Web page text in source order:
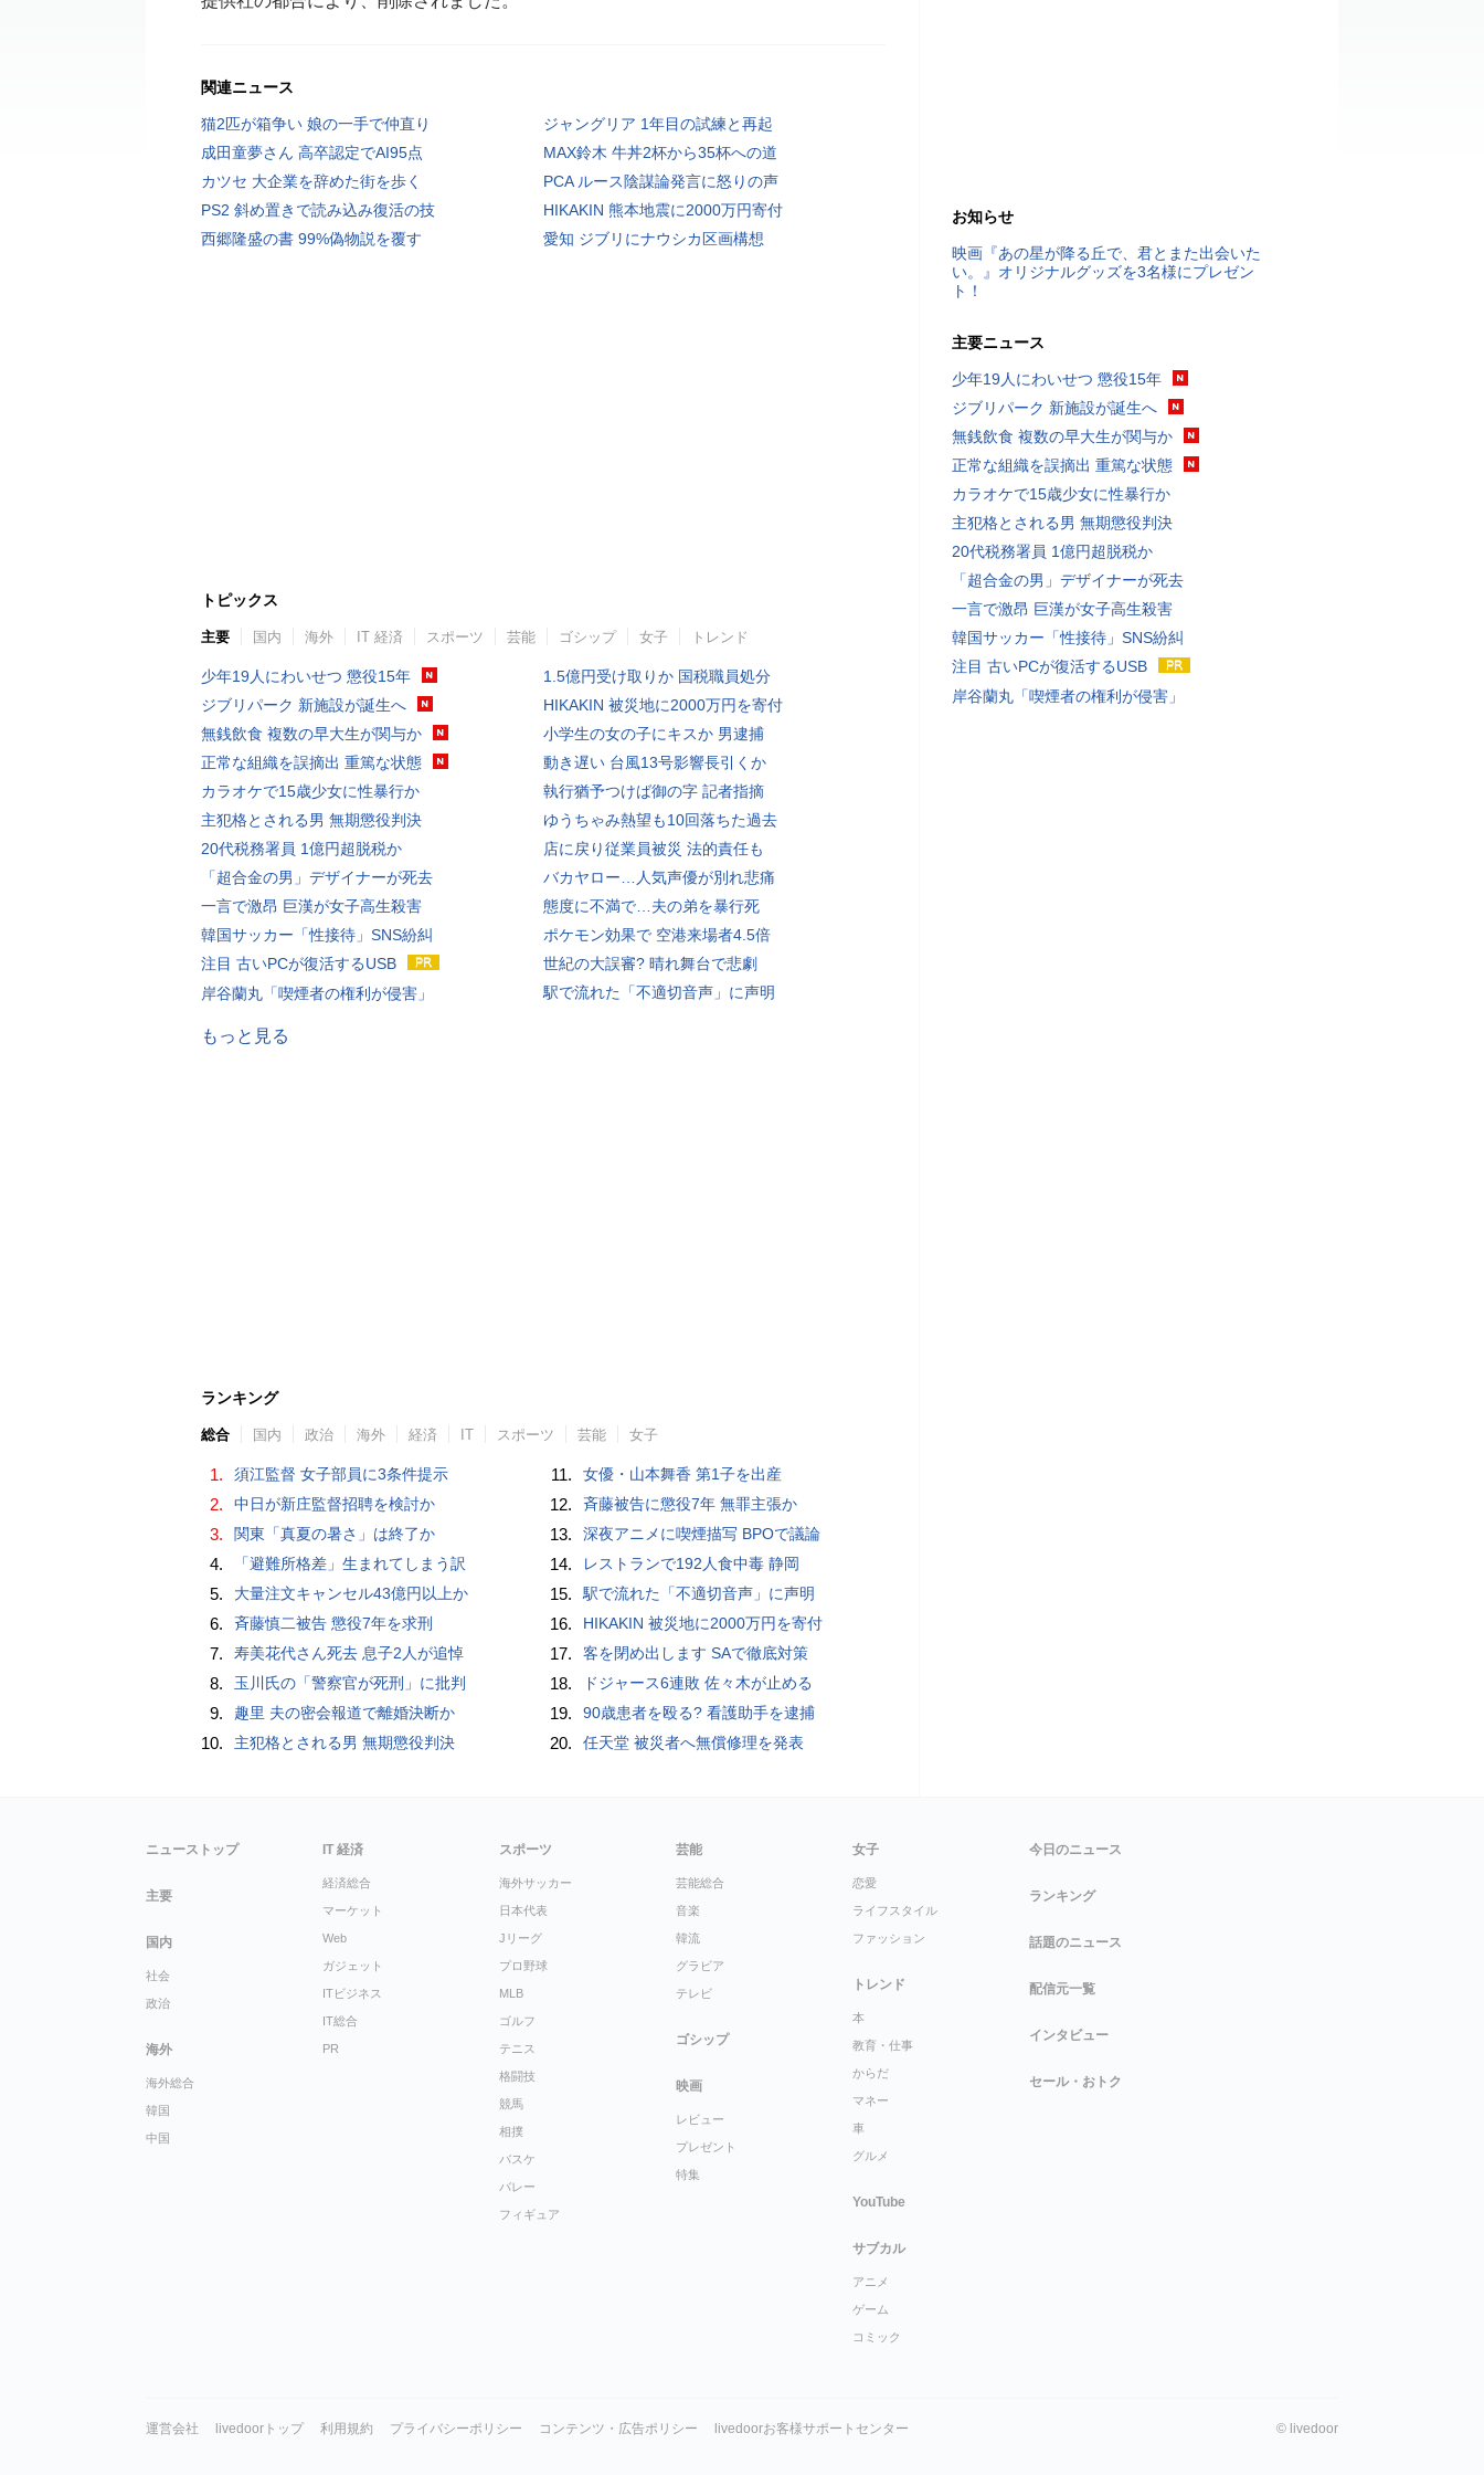
関連ニュース
猫2匹が箱争い 娘の一手で仲直り
ジャングリア 1年目の試練と再起
成田童夢さん 高卒認定でAI95点
MAX鈴木 牛丼2杯から35杯への道
カツセ 大企業を辞めた街を歩く
PCA ルース陰謀論発言に怒りの声
PS2 斜め置きで読み込み復活の技
HIKAKIN 熊本地震に2000万円寄付
西郷隆盛の書 99%偽物説を覆す
愛知 ジブリにナウシカ区画構想
トピックス
主要 国内 海外 IT 経済 スポーツ 芸能 ゴシップ 女子 トレンド
少年19人にわいせつ 懲役15年
ジブリパーク 新施設が誕生へ
無銭飲食 複数の早大生が関与か
正常な組織を誤摘出 重篤な状態
カラオケで15歳少女に性暴行か
主犯格とされる男 無期懲役判決
20代税務署員 1億円超脱税か
「超合金の男」デザイナーが死去
一言で激昂 巨漢が女子高生殺害
韓国サッカー「性接待」SNS紛糾
注目 古いPCが復活するUSB
岸谷蘭丸「喫煙者の権利が侵害」
1.5億円受け取りか 国税職員処分
HIKAKIN 被災地に2000万円を寄付
小学生の女の子にキスか 男逮捕
動き遅い 台風13号影響長引くか
執行猶予つけば御の字 記者指摘
ゆうちゃみ熱望も10回落ちた過去
店に戻り従業員被災 法的責任も
バカヤロー…人気声優が別れ悲痛
態度に不満で…夫の弟を暴行死
ポケモン効果で 空港来場者4.5倍
世紀の大誤審? 晴れ舞台で悲劇
駅で流れた「不適切音声」に声明
もっと見る
ランキング
総合 国内 政治 海外 経済 IT スポーツ 芸能 女子
1. 須江監督 女子部員に3条件提示
2. 中日が新庄監督招聘を検討か
3. 関東「真夏の暑さ」は終了か
4. 「避難所格差」生まれてしまう訳
5. 大量注文キャンセル43億円以上か
6. 斉藤慎二被告 懲役7年を求刑
7. 寿美花代さん死去 息子2人が追悼
8. 玉川氏の「警察官が死刑」に批判
9. 趣里 夫の密会報道で離婚決断か
10. 主犯格とされる男 無期懲役判決
11. 女優・山本舞香 第1子を出産
12. 斉藤被告に懲役7年 無罪主張か
13. 深夜アニメに喫煙描写 BPOで議論
14. レストランで192人食中毒 静岡
15. 駅で流れた「不適切音声」に声明
16. HIKAKIN 被災地に2000万円を寄付
17. 客を閉め出します SAで徹底対策
18. ドジャース6連敗 佐々木が止める
19. 90歳患者を殴る? 看護助手を逮捕
20. 任天堂 被災者へ無償修理を発表
お知らせ
映画『あの星が降る丘で、君とまた出会いた
い。』オリジナルグッズを3名様にプレゼン
ト！
主要ニュース
少年19人にわいせつ 懲役15年
ジブリパーク 新施設が誕生へ
無銭飲食 複数の早大生が関与か
正常な組織を誤摘出 重篤な状態
カラオケで15歳少女に性暴行か
主犯格とされる男 無期懲役判決
20代税務署員 1億円超脱税か
「超合金の男」デザイナーが死去
一言で激昂 巨漢が女子高生殺害
韓国サッカー「性接待」SNS紛糾
注目 古いPCが復活するUSB
岸谷蘭丸「喫煙者の権利が侵害」
ニューストップ
主要
国内
社会
政治
海外
海外総合
韓国
中国
IT 経済
経済総合
マーケット
Web
ガジェット
ITビジネス
IT総合
PR
スポーツ
海外サッカー
日本代表
Jリーグ
プロ野球
MLB
ゴルフ
テニス
格闘技
競馬
相撲
バスケ
バレー
フィギュア
芸能
芸能総合
音楽
韓流
グラビア
テレビ
ゴシップ
映画
レビュー
プレゼント
特集
女子
恋愛
ライフスタイル
ファッション
トレンド
本
教育・仕事
からだ
マネー
車
グルメ
YouTube
サブカル
アニメ
ゲーム
コミック
今日のニュース
ランキング
話題のニュース
配信元一覧
インタビュー
セール・おトク
運営会社 livedoorトップ 利用規約 プライバシーポリシー コンテンツ・広告ポリシー livedoorお客様サポートセンター © livedoor